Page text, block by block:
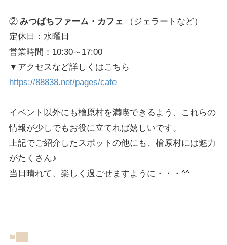
② みつばちファーム・カフェ
（ジェラートなど）
定休日：水曜日
営業時間：10:30～17:00
▼アクセスなど詳しくはこちら
https://88838.net/pages/cafe
イベント以外にも檜原村を満喫できるよう、これらの
情報が少しでもお役に立てれば嬉しいです。
上記でご紹介したスポットの他にも、檜原村には魅力
がたくさん♪
当日晴れて、楽しく過ごせますように・・・^^